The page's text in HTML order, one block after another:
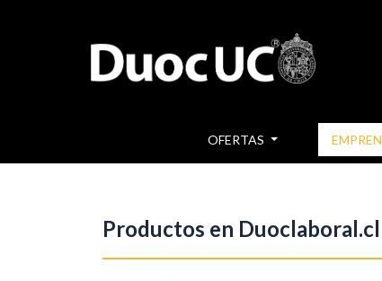
OFERTAS
Productos en Duoclaboral.cl